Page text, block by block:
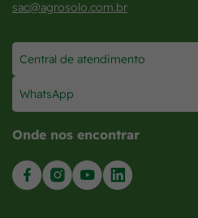
sac@agrosolo.com.br
Central de atendimento
WhatsApp
Onde nos encontrar